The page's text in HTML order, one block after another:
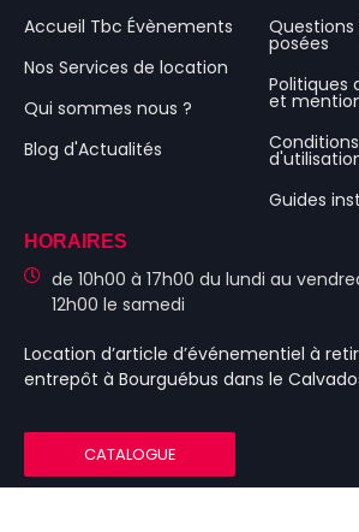
Accueil Tbc Évènements
Nos Services de location
Qui sommes nous ?
Blog d'Actualités
posées
Politiques
et
Guides
HORAIRES
de 10h00 à 17h00 du lundi au
12h00 le samedi
Location d’article d’événementiel à
entrepôt à Bourguébus dans le
CATALOGUE